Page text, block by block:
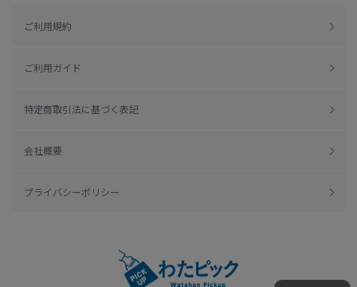
ご利用規約
ご利用ガイド
特定商取引法に基づく表記
会社概要
プライバシーポリシー